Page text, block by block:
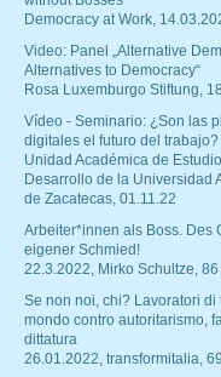
Democracy at Work,
Video: Panel „Alternative
Alternatives to Democracy“
Rosa Luxemburgo Stiftung,
Vídeo - Seminario: ¿Son las
digitales el futuro del trabajo?
Unidad Académica de
Desarrollo de la Universidad
de Zacatecas, 01.11.22
Arbeiter*innen als Boss. Des
eigener Schmied!
22.3.2022, Mirko Schultze, 86
Se non noi, chi? Lavoratori di
mondo contro autoritarismo,
dittatura
26.01.2022, transformitalia,